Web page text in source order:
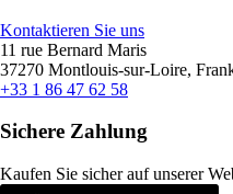
Kontaktieren Sie uns
11 rue Bernard Maris
37270 Montlouis-sur-Loire,
+33 1 86 47 62 58
Sichere Zahlung
Kaufen Sie sicher auf unserer